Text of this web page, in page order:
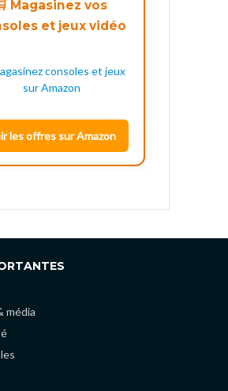
Magasinez vos
et jeux vidéo
les offres sur Amazon
média